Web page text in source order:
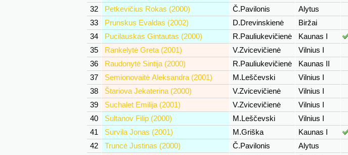
32
Petkevičius Rokas (2000) Č.Pavilonis
Alytus
33
Prunskus Evaldas (2002) D.Drevinskienė
Biržai
34
Pucilauskas Gintautas (2000) R.Pauliukevičienė
Kaunas I
35
Rankelytė Greta (2001) V.Zvicevičienė
Vilnius I
36
Raudonytė Sintija (2000) R.Pauliukevičienė
Kaunas II
37
Semionovaitė Aleksandra (2001) M.Leščevski
Vilnius I
38
Štariova Jekaterina (2000) V.Zvicevičienė
Vilnius I
39
Suchalet Emilija (2001) V.Zvicevičienė
Vilnius I
40
Sultanov Filip (2000) M.Leščevski
Vilnius I
41
Survila Jonas (2001) M.Griška
Kaunas I
42
Truncė Justinas (2000) Č.Pavilonis
Alytus